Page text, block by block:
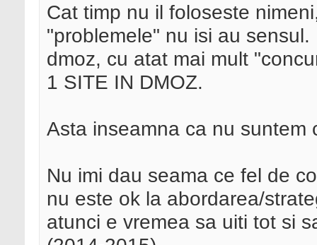
Cat timp nu il foloseste
"problemele" nu isi au
dmoz, cu atat mai mult
1 SITE IN DMOZ.
Asta inseamna ca nu suntem
Nu imi dau seama ce fel de
nu este ok la abordarea/
atunci e vremea sa uiti tot si